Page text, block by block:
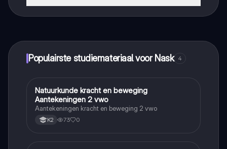
Populairste studiemateriaal voor Nask 4
Nask
Natuurkunde kracht en beweging
Aantekeningen 2 vwo
Aantekeningen kracht en beweging 2 vwo
K2 73 0